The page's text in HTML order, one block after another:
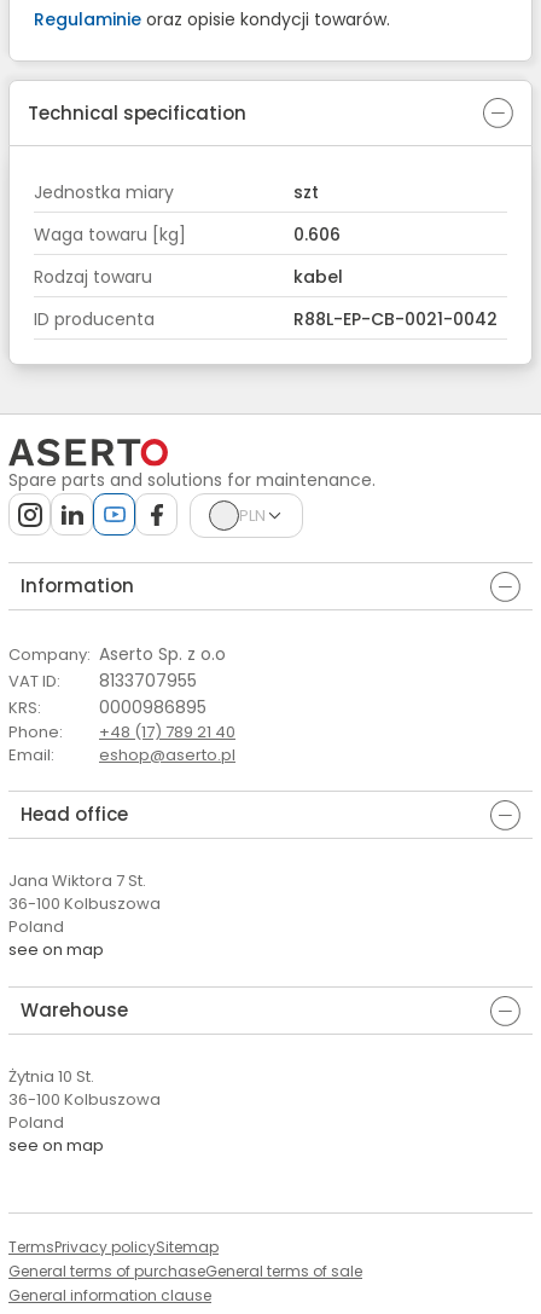
Regulaminie oraz opisie kondycji towarów.
Technical specification
Jednostka miary
szt
Waga towaru [kg]
0.606
Rodzaj towaru
kabel
ID producenta
R88L-EP-CB-0021-0042
Spare parts and solutions for maintenance.
PLN
Information
Company: Aserto Sp. z o.o
VAT ID: 8133707955
KRS: 0000986895
Phone:
+48 (17) 789 21 40
Email: eshop@aserto.pl
Head office
Jana Wiktora 7 St.
36-100 Kolbuszowa
Poland
see on map
Warehouse
Żytnia 10 St.
36-100 Kolbuszowa
Poland
see on map
TermsPrivacy policySitemap
General terms of purchaseGeneral terms of sale
General information clause